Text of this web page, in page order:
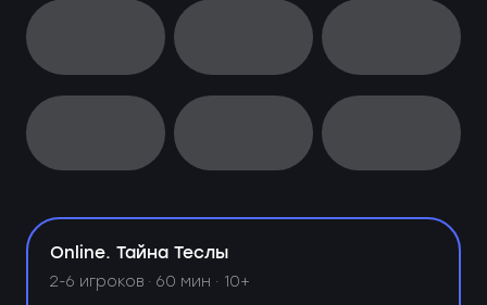
Online. Тайна Теслы
2-6 игроков · 60 мин · 10+